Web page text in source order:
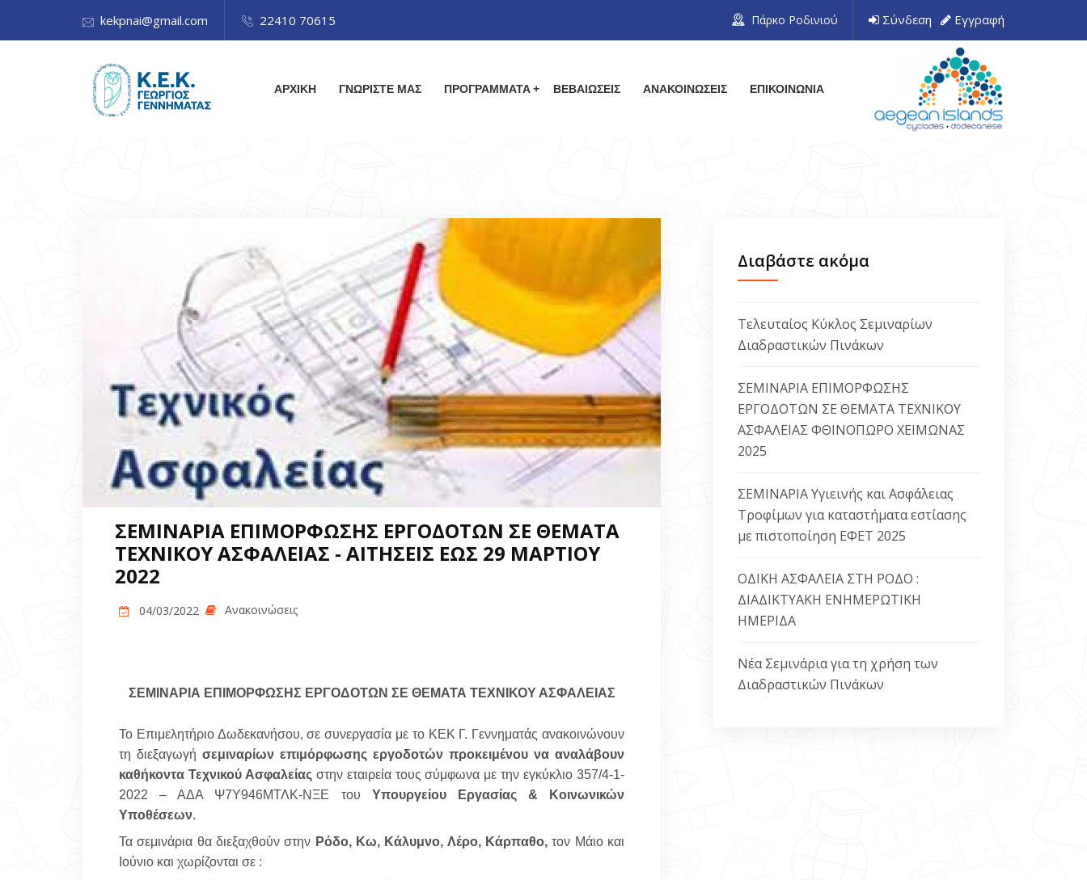
kekpnai@gmail.com 22410 70615 Πάρκο Ροδινιού Σύνδεση Εγγραφή
ΑΡΧΙΚΗ ΓΝΩΡΙΣΤΕ ΜΑΣ ΠΡΟΓΡΑΜΜΑΤΑ ΒΕΒΑΙΩΣΕΙΣ ΑΝΑΚΟΙΝΩΣΕΙΣ ΕΠΙΚΟΙΝΩΝΙΑ
Διαβάστε ακόμα
Τελευταίος Κύκλος Σεμιναρίων
Διαδραστικών Πινάκων
ΣΕΜΙΝΑΡΙΑ ΕΠΙΜΟΡΦΩΣΗΣ
ΕΡΓΟΔΟΤΩΝ ΣΕ ΘΕΜΑΤΑ ΤΕΧΝΙΚΟΥ
ΑΣΦΑΛΕΙΑΣ ΦΘΙΝΟΠΩΡΟ ΧΕΙΜΩΝΑΣ
2025
ΣΕΜΙΝΑΡΙΑ Υγιεινής και Ασφάλειας
Τροφίμων για καταστήματα εστίασης
με πιστοποίηση ΕΦΕΤ 2025
ΟΔΙΚΗ ΑΣΦΑΛΕΙΑ ΣΤΗ ΡΟΔΟ :
ΔΙΑΔΙΚΤΥΑΚΗ ΕΝΗΜΕΡΩΤΙΚΗ
ΗΜΕΡΙΔΑ
Νέα Σεμινάρια για τη χρήση των
Διαδραστικών Πινάκων
ΣΕΜΙΝΑΡΙΑ ΕΠΙΜΟΡΦΩΣΗΣ ΕΡΓΟΔΟΤΩΝ ΣΕ ΘΕΜΑΤΑ
ΤΕΧΝΙΚΟΥ ΑΣΦΑΛΕΙΑΣ - ΑΙΤΗΣΕΙΣ ΕΩΣ 29 ΜΑΡΤΙΟΥ
2022
04/03/2022 Ανακοινώσεις
ΣΕΜΙΝΑΡΙΑ ΕΠΙΜΟΡΦΩΣΗΣ ΕΡΓΟΔΟΤΩΝ ΣΕ ΘΕΜΑΤΑ ΤΕΧΝΙΚΟΥ ΑΣΦΑΛΕΙΑΣ
Το Επιμελητήριο Δωδεκανήσου, σε συνεργασία με το ΚΕΚ Γ. Γεννηματάς ανακοινώνουν
τη διεξαγωγή σεμιναρίων επιμόρφωσης εργοδοτών προκειμένου να αναλάβουν
καθήκοντα Τεχνικού Ασφαλείας στην εταιρεία τους σύμφωνα με την εγκύκλιο 357/4-1-
2022 – ΑΔΑ Ψ7Υ946ΜΤΛΚ-ΝΞΕ του Υπουργείου Εργασίας & Κοινωνικών
Υποθέσεων.
Τα σεμινάρια θα διεξαχθούν στην Ρόδο, Κω, Κάλυμνο, Λέρο, Κάρπαθο, τον Μάιο και
Ιούνιο και χωρίζονται σε :